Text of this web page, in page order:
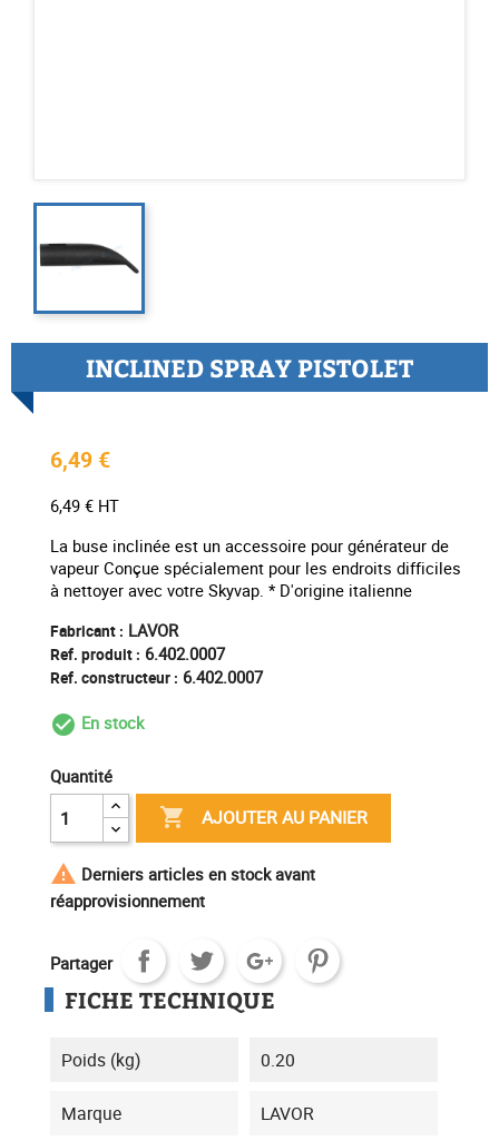
INCLINED SPRAY PISTOLET
6,49 €
6,49 € HT
La buse inclinée est un accessoire pour générateur de
vapeur Conçue spécialement pour les endroits difficiles
à nettoyer avec votre Skyvap. * D'origine italienne
Fabricant : LAVOR
Ref. produit : 6.402.0007
Ref. constructeur : 6.402.0007
check_circle_outline
En stock
Quantité
 AJOUTER AU PANIER
 Derniers articles en stock avant
réapprovisionnement
Partager
FICHE TECHNIQUE
Poids (kg) 0.20
Marque LAVOR